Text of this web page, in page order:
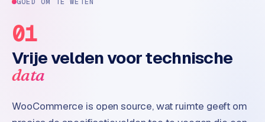
GOED OM TE WETEN
01
Vrije velden voor technische
data
WooCommerce is open source, wat ruimte geeft om